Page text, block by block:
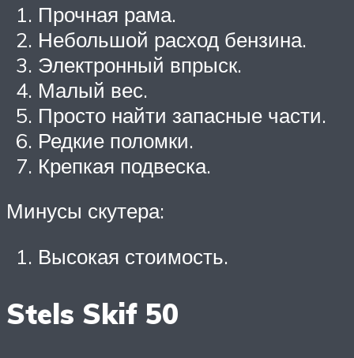
Прочная рама.
Небольшой расход бензина.
Электронный впрыск.
Малый вес.
Просто найти запасные части.
Редкие поломки.
Крепкая подвеска.
Минусы скутера:
Высокая стоимость.
Stels Skif 50